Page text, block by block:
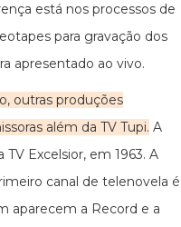
está nos processos de
para gravação dos
apresentado ao vivo.
outras produções
além da TV Tupi. A
Excelsior, em 1963. A
canal de telenovela é
aparecem a Record e a